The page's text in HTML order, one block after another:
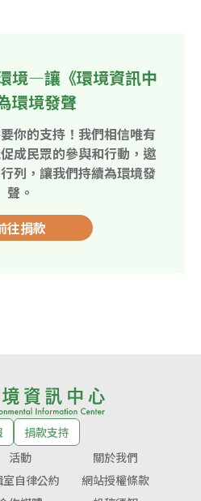
境—讓《環境資訊中
環境發聲
你的支持！我們相信唯有
成民眾的參與和行動，邀
列，讓我們持續為環境發
聲。
往捐款
捐款支持
活動
關於我們
室自律公約
網站授權條款